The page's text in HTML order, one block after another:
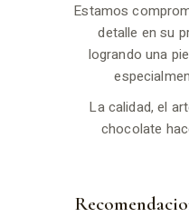
Estamos
detalle en su
logrando una
La calidad, el
chocolate